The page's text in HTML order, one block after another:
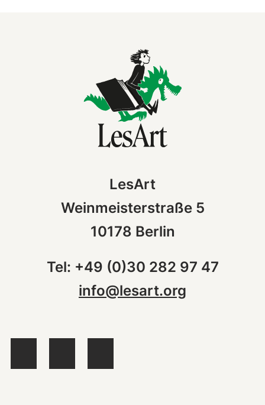
LesArt
Weinmeisterstraße 5
10178 Berlin
Tel: +49 (0)30 282 97 47
info@lesart.org